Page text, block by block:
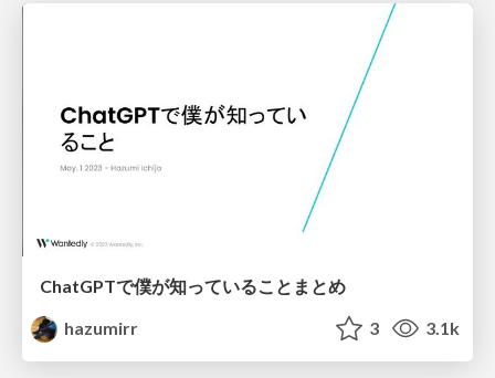
ChatGPTで僕が知っていることまとめ
hazumirr
3 3.1k